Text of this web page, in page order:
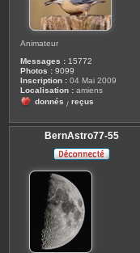
Animateur
Messages : 15772
Photos : 9099
Inscription : 04 Mai 2009
Localisation : amiens
donnés / reçus
BernAstro77-55